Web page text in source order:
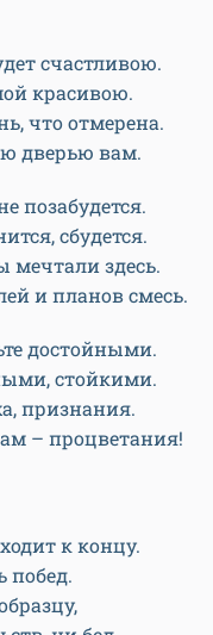
пройдёшь.
родная,
придёшь!
навстречу
пойдёшь,
двери
найдёшь!
счастливою.
красивою.
позабудется.
сбудется.
здесь.